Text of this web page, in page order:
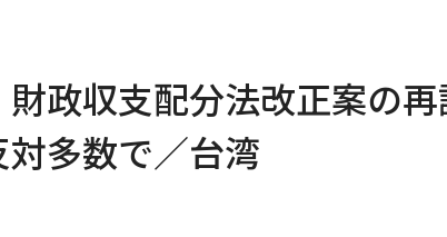
財政収支配分法改正案の
多数で／台湾